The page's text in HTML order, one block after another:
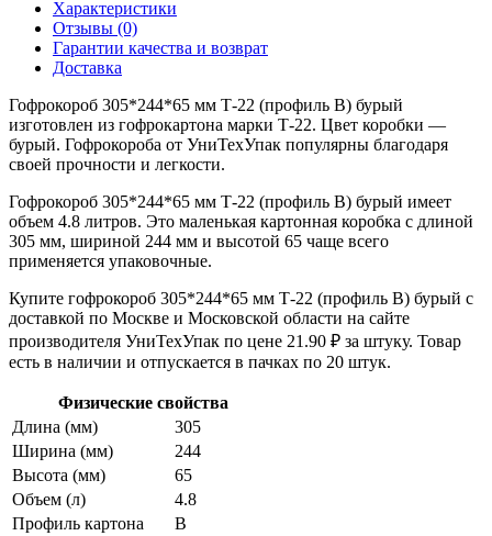
Характеристики
Отзывы (0)
Гарантии качества и возврат
Доставка
Гофрокороб 305*244*65 мм Т-22 (профиль B) бурый
изготовлен из гофрокартона марки Т-22. Цвет коробки —
бурый. Гофрокороба от УниТехУпак популярны благодаря
своей прочности и легкости.
Гофрокороб 305*244*65 мм Т-22 (профиль B) бурый имеет
объем 4.8 литров. Это маленькая картонная коробка с длиной
305 мм, шириной 244 мм и высотой 65 чаще всего
применяется упаковочные.
Купите гофрокороб 305*244*65 мм Т-22 (профиль B) бурый с
доставкой по Москве и Московской области на сайте
производителя УниТехУпак по цене 21.90 ₽ за штуку. Товар
есть в наличии и отпускается в пачках по 20 штук.
Физические свойства
Длина (мм)
305
Ширина (мм)
244
Высота (мм)
65
Объем (л)
4.8
Профиль картона
В